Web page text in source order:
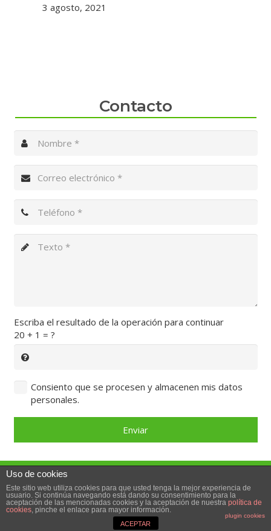
3 agosto, 2021
Contacto
Escriba el resultado de la operación para continuar
20 + 1 = ?
Consiento que se procesen y almacenen mis datos
personales.
Enviar
Sástago, Polígono Industrial número 1, 50780 Sástago,
Zaragoza (Spain). +34 976 17 86 35
Uso de cookies
Este sitio web utiliza cookies para que usted tenga la mejor experiencia de
usuario. Si continúa navegando está dando su consentimiento para la
aceptación de las mencionadas cookies y la aceptación de nuestra política de
cookies, pinche el enlace para mayor información.
plugin cookies
ACEPTAR